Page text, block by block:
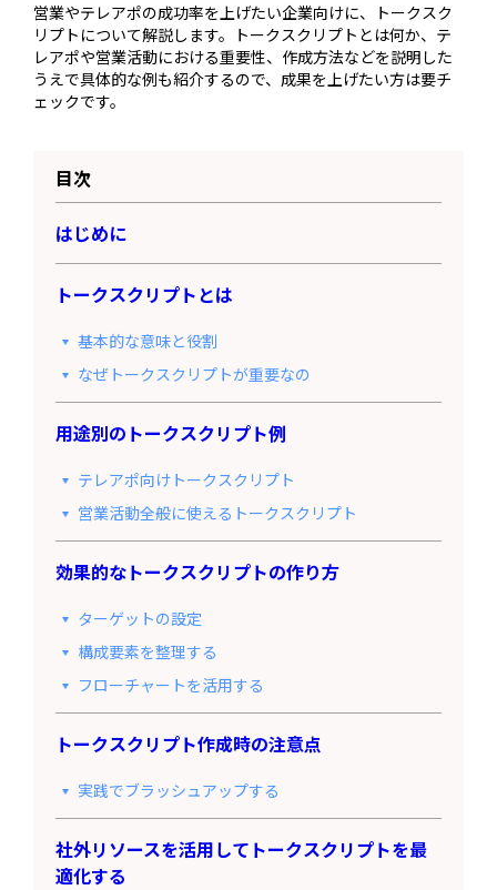
営業やテレアポの成功率を上げたい企業向けに、トークスク
リプトについて解説します。トークスクリプトとは何か、テ
レアポや営業活動における重要性、作成方法などを説明した
うえで具体的な例も紹介するので、成果を上げたい方は要チ
ェックです。
目次
はじめに
トークスクリプトとは
基本的な意味と役割
なぜトークスクリプトが重要なの
用途別のトークスクリプト例
テレアポ向けトークスクリプト
営業活動全般に使えるトークスクリプト
効果的なトークスクリプトの作り方
ターゲットの設定
構成要素を整理する
フローチャートを活用する
トークスクリプト作成時の注意点
実践でブラッシュアップする
社外リソースを活用してトークスクリプトを最
適化する